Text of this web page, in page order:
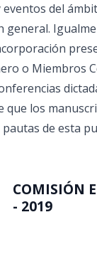
del
general.
o Miembros
que los
de esta
COMISIÓN
- 2019